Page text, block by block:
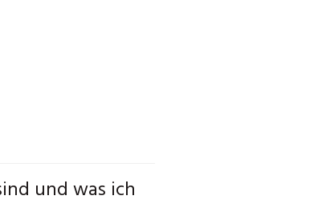
und was ich